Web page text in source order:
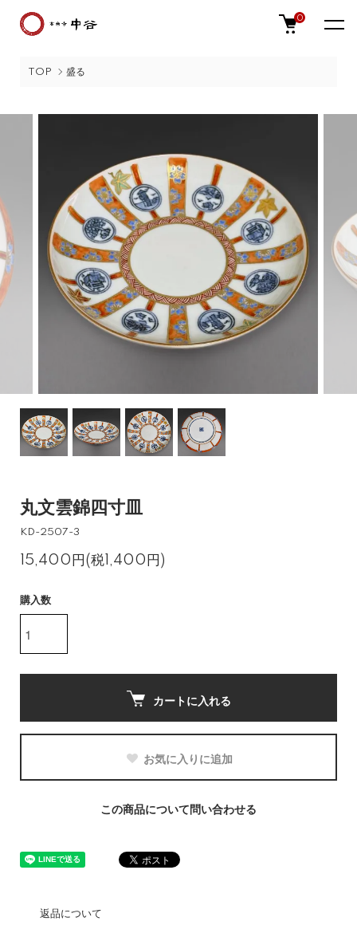
0
TOP 盛る
丸文雲錦四寸皿
KD-2507-3
15,400円(税1,400円)
購入数
カートに入れる
お気に入りに追加
この商品について問い合わせる
返品について